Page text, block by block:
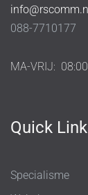
088-7710177
MA-VRIJ:
Quick
Specialisme